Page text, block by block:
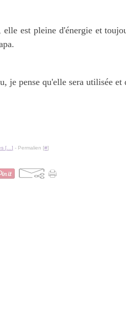
est pleine d'énergie et
je pense qu'elle sera utilisée
[ …] - Permalien [#]